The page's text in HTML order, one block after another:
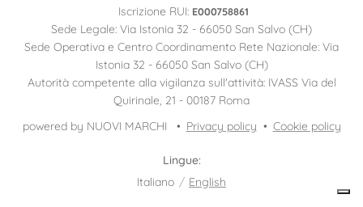
Iscrizione RUI: E000758861
Sede Legale: Via Istonia 32 - 66050 San Salvo (CH)
Sede Operativa e Centro Coordinamento Rete Nazionale: Via
Istonia 32 - 66050 San Salvo (CH)
Autorità competente alla vigilanza sull'attività: IVASS Via del
Quirinale, 21 - 00187 Roma
powered by NUOVI MARCHI
Privacy policy Cookie policy
Lingue
Italiano
English